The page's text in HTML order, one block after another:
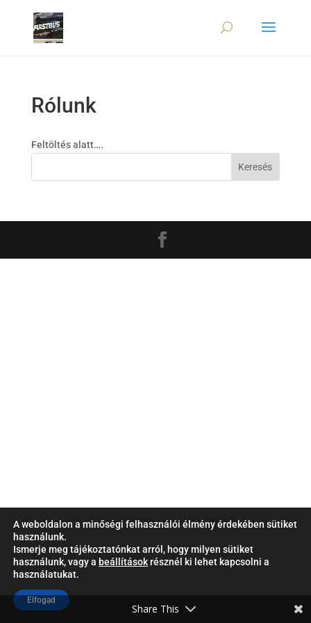
Rólunk
Feltöltés alatt….
A weboldalon a minőségi felhasználói élmény érdekében sütiket
használunk.
Ismerje meg tájékoztatónkat arról, hogy milyen sütiket
használunk, vagy a beállításokrésznél ki lehet kapcsolni a
használatukat.
Elfogad
Share This